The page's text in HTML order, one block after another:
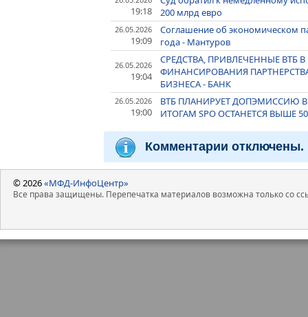
19:18
200 млрд евро
26.05.2026
19:09
Соглашение об экономическом
года - Мантуров
26.05.2026
19:04
СРЕДСТВА, ПРИВЛЕЧЕННЫЕ ВТБ
ФИНАНСИРОВАНИЯ
БИЗНЕСА - БАНК
26.05.2026
19:00
ВТБ ПЛАНИРУЕТ ДОПЭМИССИЮ В
ИТОГАМ SPO ОСТАНЕТСЯ ВЫШЕ
Комментарии отключены.
© 2026«МФД-ИнфоЦентр»
Все права защищены. Перепечатка материалов возможна только со